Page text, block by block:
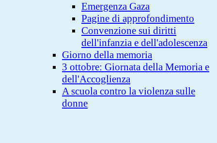
Emergenza Gaza
Pagine di approfondimento
Convenzione sui diritti
dell'infanzia e dell'adolescenza
Giorno della memoria
3 ottobre: Giornata della Memoria e
dell'Accoglienza
A scuola contro la violenza sulle
donne